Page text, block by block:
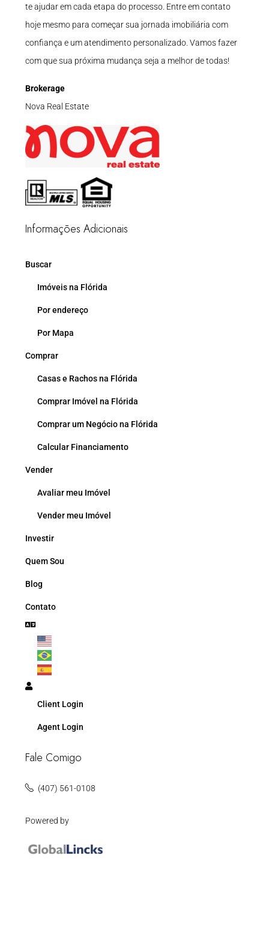
te ajudar em cada etapa do processo. Entre em contato
hoje mesmo para começar sua jornada imobiliária com
confiança e um atendimento personalizado. Vamos fazer
com que sua próxima mudança seja a melhor de todas!
Brokerage
Nova Real Estate
Informações Adicionais
Buscar
Imóveis na Flórida
Por endereço
Por Mapa
Comprar
Casas e Rachos na Flórida
Comprar Imóvel na Flórida
Comprar um Negócio na Flórida
Calcular Financiamento
Vender
Avaliar meu Imóvel
Vender meu Imóvel
Investir
Quem Sou
Blog
Contato
Client Login
Agent Login
Fale Comigo
(407) 561-0108
Powered by